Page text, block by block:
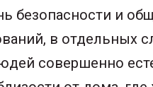
безопасности и
в отдельных
совершенно